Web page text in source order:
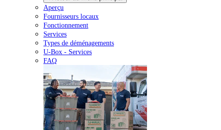
Aperçu
Fournisseurs locaux
Fonctionnement
Services
Types de déménagements
U-Box - Services
FAQ